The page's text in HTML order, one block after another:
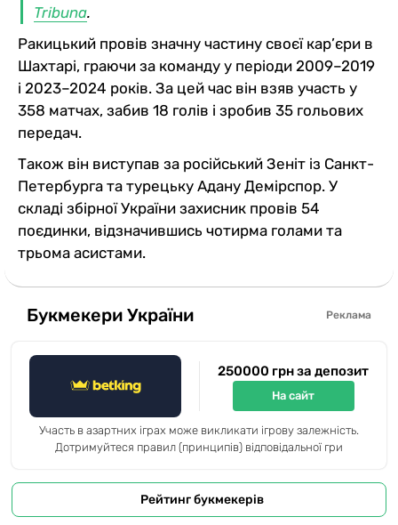
Tribuna.
Ракицький провів значну частину своєї кар’єри в
Шахтарі, граючи за команду у періоди 2009–2019
і 2023–2024 років. За цей час він взяв участь у
358 матчах, забив 18 голів і зробив 35 гольових
передач.
Також він виступав за російський Зеніт із Санкт-
Петербурга та турецьку Адану Демірспор. У
складі збірної України захисник провів 54
поєдинки, відзначившись чотирма голами та
трьома асистами.
Букмекери України Реклама
250000 грн за депозит
На сайт
Участь в азартних іграх може викликати ігрову залежність.
Дотримуйтеся правил (принципів) відповідальної гри
Рейтинг букмекерів